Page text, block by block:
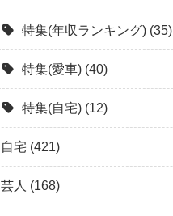
特集(年収ランキング) (35)
特集(愛車) (40)
特集(自宅) (12)
自宅 (421)
芸人 (168)